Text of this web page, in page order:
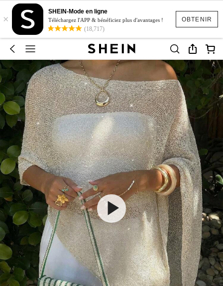
OBTENIR
×
SHEIN-Mode en ligne
Téléchargez l'APP & bénéficiez plus d'avantages !
(18,717)